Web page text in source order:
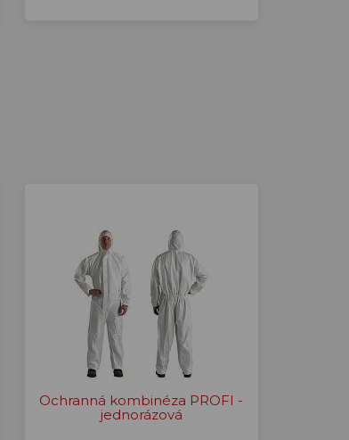
Ochranná kombinéza PROFI -
jednorázová